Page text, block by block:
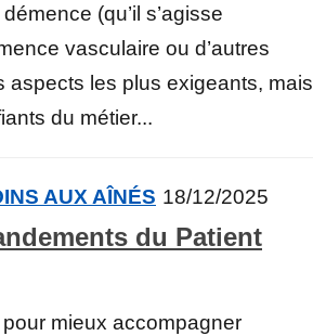
(qu’il s’agisse
vasculaire ou d’autres
aspects les plus exigeants, mais
du métier...
AUX AÎNÉS 18/12/2025
du Patient
mieux accompagner